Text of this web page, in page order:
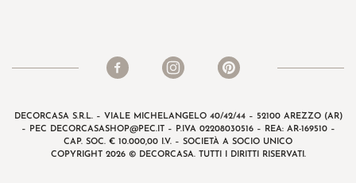
DECORCASA S.R.L. – VIALE MICHELANGELO 40/42/44 – 52100 AREZZO (AR)
– PEC DECORCASASHOP@PEC.IT– P.IVA 02208030516 – REA: AR-169510 –
CAP. SOC. € 10.000,00 I.V. – SOCIETÀ A SOCIO UNICO
COPYRIGHT 2026 © DECORCASA. TUTTI I DIRITTI RISERVATI.